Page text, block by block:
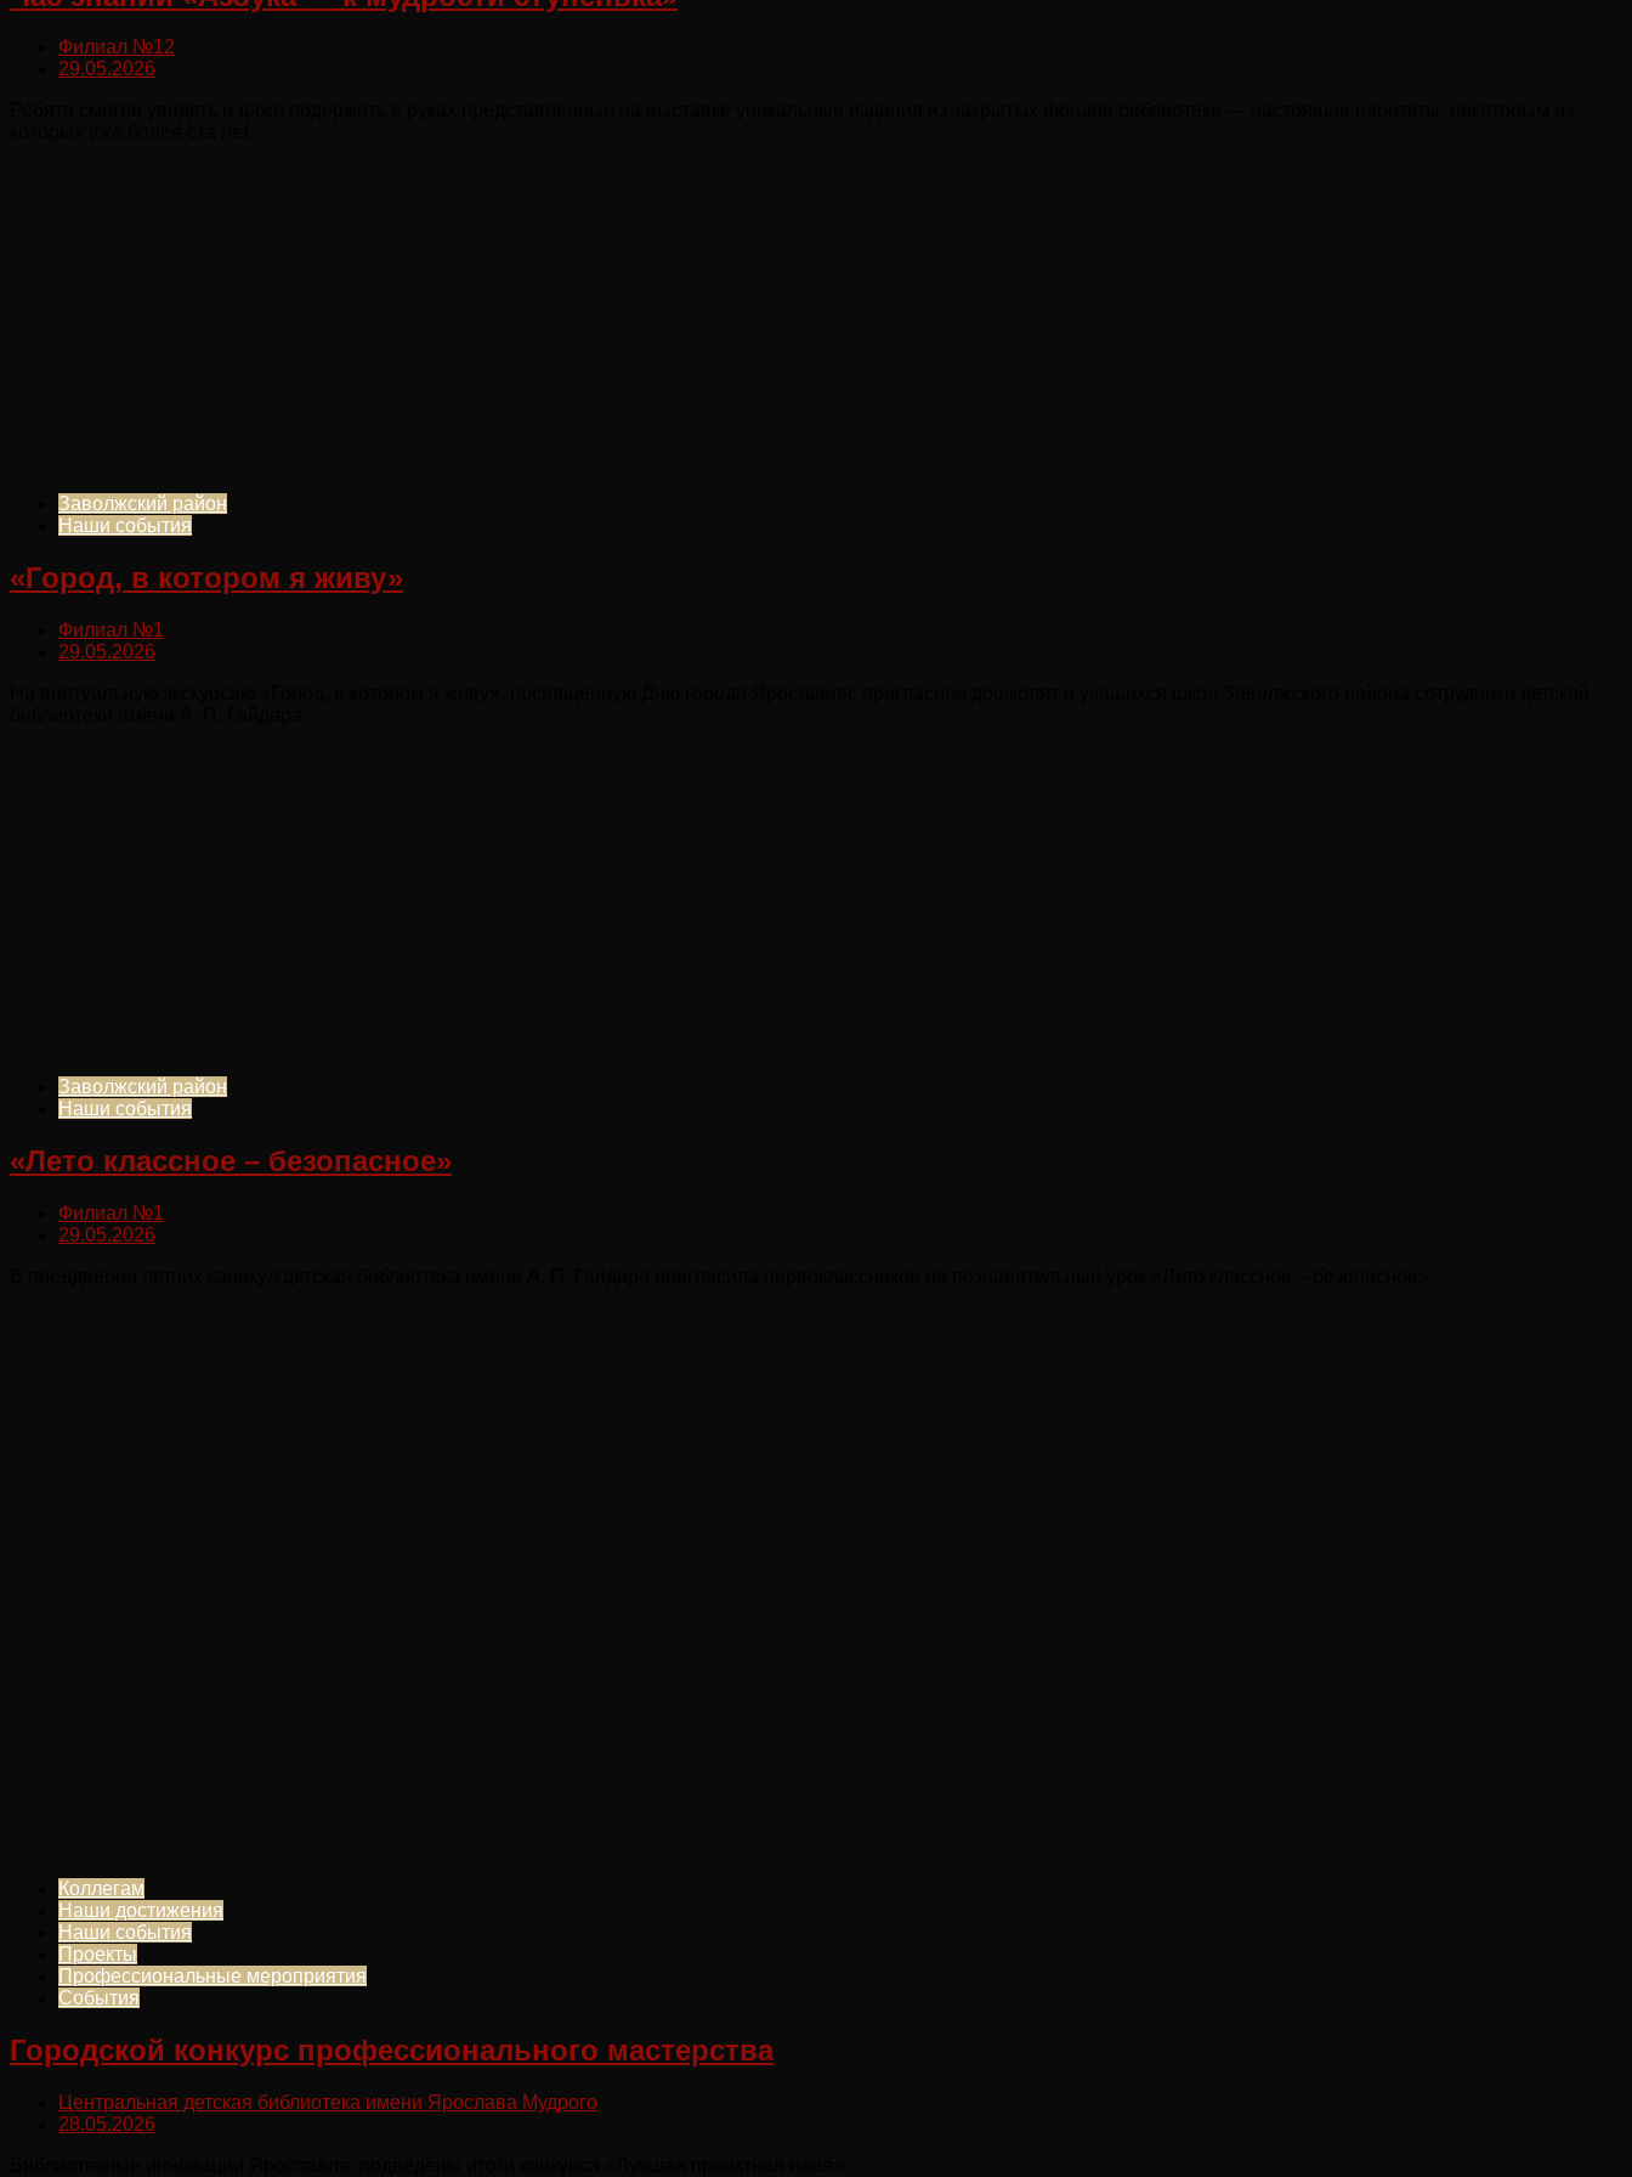
Филиал №12
29.05.2026
Заволжский район
Наши события
«Город, в котором я живу»
Филиал №1
29.05.2026
Заволжский район
Наши события
«Лето классное – безопасное»
Филиал №1
29.05.2026
Коллегам
Наши достижения
Наши события
Проекты
Профессиональные мероприятия
События
Городской конкурс профессионального мастерства
Центральная детская библиотека имени Ярослава Мудрого
28.05.2026